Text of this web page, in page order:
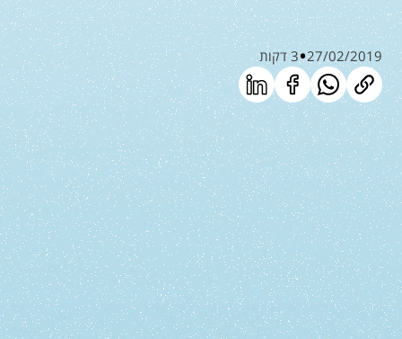
27/02/2019 3 דקות